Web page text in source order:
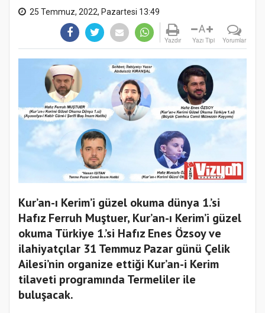
25 Temmuz, 2022, Pazartesi 13:49
Yazdır
A
Yazı Tipi Yorumlar
Kur’an-ı Kerim’i güzel okuma dünya 1.’si
Hafız Ferruh Muştuer, Kur’an-ı Kerim’i güzel
okuma Türkiye 1.’si Hafız Enes Özsoy ve
ilahiyatçılar 31 Temmuz Pazar günü Çelik
Ailesi’nin organize ettiği Kur’an-i Kerim
tilaveti programında Termeliler ile
buluşacak.